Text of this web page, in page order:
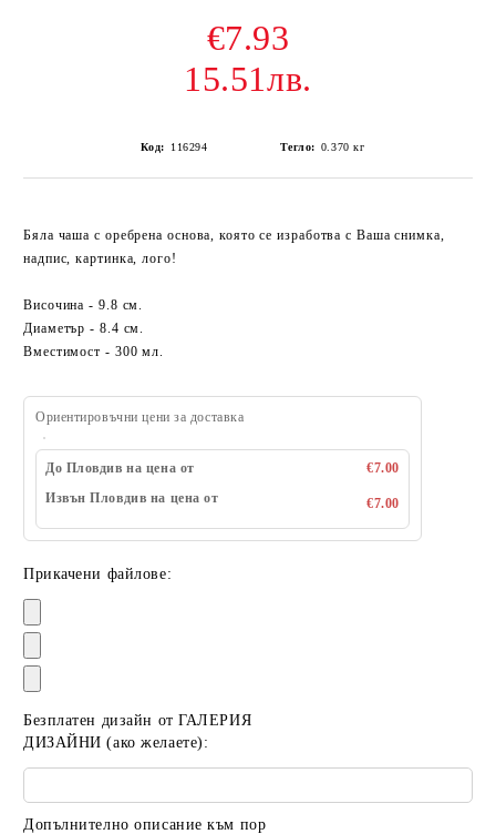
€7.93
15.51лв.
Код: 116294 Тегло: 0.370 кг
Бяла чаша с оребрена основа, която се изработва с Ваша снимка,
надпис, картинка, лого!
Височина - 9.8 см.
Диаметър - 8.4 см.
Вместимост - 300 мл.
Ориентировъчни цени за доставка
До Пловдив на цена от
€7.00
Извън Пловдив на цена от
€7.00
Прикачени файлове:
Безплатен дизайн от ГАЛЕРИЯ
ДИЗАЙНИ (ако желаете):
Допълнително описание към пор